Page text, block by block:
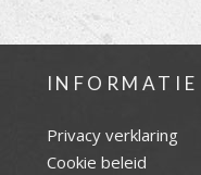
INFORMATIE
Privacy verklaring
Cookie beleid